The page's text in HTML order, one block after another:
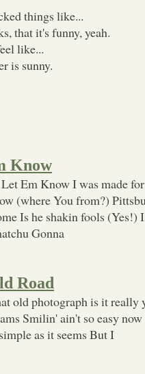
things like...
that it's funny, yeah.
like...
is sunny.
Know
Em Know I was made
(where You from?)
Is he shakin fools (Yes!)
Gonna
Road
old photograph is it really
Smilin' ain't so easy
as it seems But I